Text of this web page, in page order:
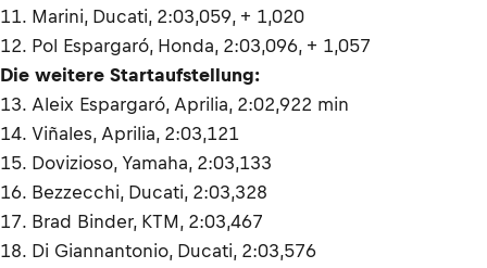
11. Marini, Ducati, 2:03,059, + 1,020
12. Pol Espargaró, Honda, 2:03,096, + 1,057
Die weitere Startaufstellung:
13. Aleix Espargaró, Aprilia, 2:02,922 min
14. Viñales, Aprilia, 2:03,121
15. Dovizioso, Yamaha, 2:03,133
16. Bezzecchi, Ducati, 2:03,328
17. Brad Binder, KTM, 2:03,467
18. Di Giannantonio, Ducati, 2:03,576